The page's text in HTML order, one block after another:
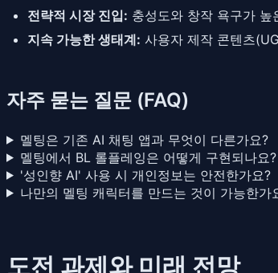
전략적 시장 진입: 충성도와 창작 욕구가 높
지속 가능한 생태계: 사용자 제작 콘텐츠
자주 묻는 질문 (FAQ)
멜팅은 기존 AI 채팅 앱과 무엇이 다른가요?
멜팅에서 BL 롤플레잉은 어떻게 구현되나요?
'성인향 AI' 사용 시 개인정보는 안전한가요?
나만의 멜팅 캐릭터를 만드는 것이 가능한가
도전 과제와 미래 전망